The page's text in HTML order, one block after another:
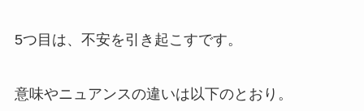
5つ目は、不安を引き起こすです。
意味やニュアンスの違いは以下のとおり。